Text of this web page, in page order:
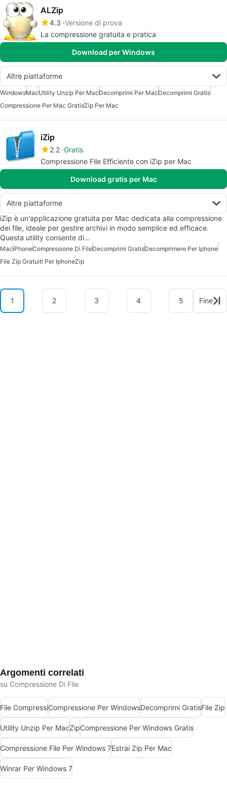
ALZip
4.3 Versione di prova
La compressione gratuita e pratica
Download per Windows
Altre piattaforme
WindowsMacUtility Unzip Per MacDecomprimi Per MacDecomprimi Gratis
Compressione Per Mac GratisZip Per Mac
iZip
2.2 Gratis
Compressione File Efficiente con iZip per Mac
Download gratis per Mac
Altre piattaforme
iZip è un'applicazione gratuita per Mac dedicata alla compressione
dei file, ideale per gestire archivi in modo semplice ed efficace.
Questa utility consente di…
MaciPhoneCompressione Di FileDecomprimi GratisDecomprimere Per Iphone
File Zip Gratuiti Per IphoneZip
1 2 3 4 5 Fine
Argomenti correlati
su Compressione Di File
File CompressiCompressione Per WindowsDecomprimi GratisFile Zip
Utility Unzip Per MacZipCompressione Per Windows Gratis
Compressione File Per Windows 7Estrai Zip Per Mac
Winrar Per Windows 7